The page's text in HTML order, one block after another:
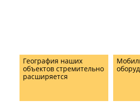
География наших
объектов стремительно
расширяется